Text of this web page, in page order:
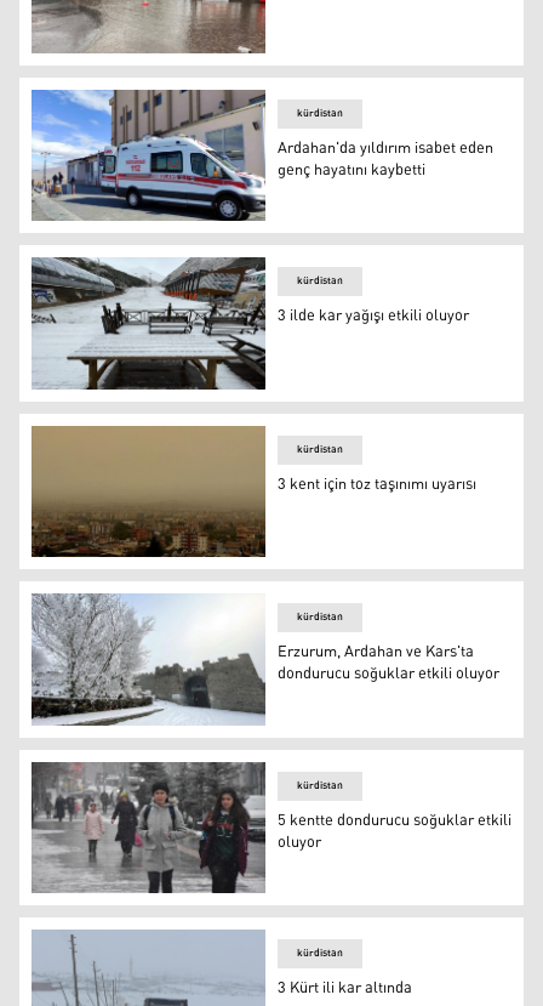
Ardahan’da yollar göle döndü
Ardahan'da yıldırım isabet eden genç hayatını kaybetti
kürdistan
Ardahan'da yıldırım isabet eden
genç hayatını kaybetti
3 ilde kar yağışı etkili oluyor
kürdistan
3 ilde kar yağışı etkili oluyor
3 kent için toz taşınımı uyarısı
kürdistan
3 kent için toz taşınımı uyarısı
Erzurum, Ardahan ve Kars'ta dondurucu soğuklar
kürdistan
Erzurum, Ardahan ve Kars'ta
dondurucu soğuklar etkili oluyor
Ağrı
kürdistan
5 kentte dondurucu soğuklar etkili
oluyor
kürdistan
3 Kürt ili kar altında